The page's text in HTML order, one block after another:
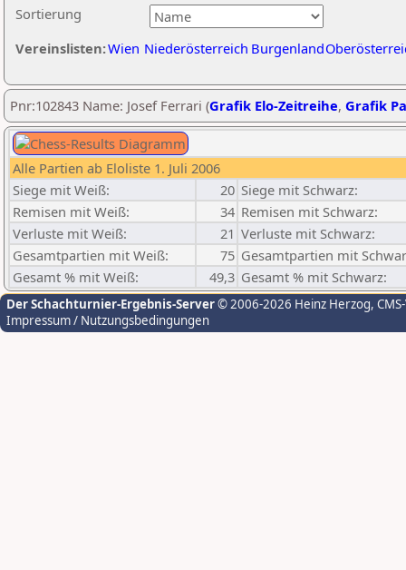
Sortierung
Vereinslisten:Wien Niederösterreich Burgenland
Pnr:102843 Name: Josef Ferrari (Grafik Elo-Zeitreihe, Grafik
Alle Partien ab Eloliste 1. Juli 2006
Siege mit Weiß:
20 Siege mit Schwarz:
Remisen mit Weiß:
34 Remisen mit Schwarz:
Verluste mit Weiß:
21 Verluste mit Schwarz:
Gesamtpartien mit Weiß:
75 Gesamtpartien mit
Gesamt % mit Weiß:
49,3 Gesamt % mit Schwarz:
Der Schachturnier-Ergebnis-Server© 2006-2026 Heinz Herzog,
Impressum / Nutzungsbedingungen